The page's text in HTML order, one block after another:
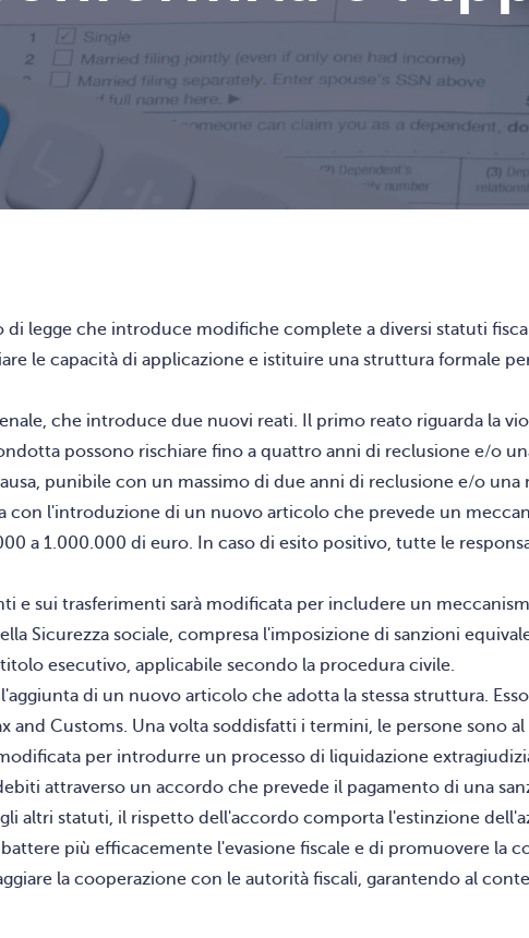
di legge che introduce modifiche complete a diversi statuti
le capacità di applicazione e istituire una struttura formale
che introduce due nuovi reati. Il primo reato riguarda la
possono rischiare fino a quattro anni di reclusione e/o
punibile con un massimo di due anni di reclusione e/o
con l'introduzione di un nuovo articolo che prevede un
a 1.000.000 di euro. In caso di esito positivo, tutte le
e sui trasferimenti sarà modificata per includere un
Sicurezza sociale, compresa l'imposizione di sanzioni
esecutivo, applicabile secondo la procedura civile.
di un nuovo articolo che adotta la stessa struttura.
Customs. Una volta soddisfatti i termini, le persone sono
per introdurre un processo di liquidazione
attraverso un accordo che prevede il pagamento di una
altri statuti, il rispetto dell'accordo comporta l'estinzione
più efficacemente l'evasione fiscale e di promuovere la
la cooperazione con le autorità fiscali, garantendo al